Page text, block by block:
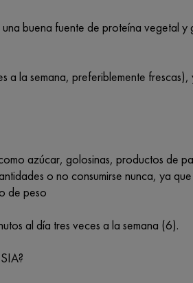
buena fuente de proteína vegetal y
a la semana, preferiblemente
azúcar, golosinas, productos de
o no consumirse nunca, ya
de peso
al día tres veces a la semana (6).